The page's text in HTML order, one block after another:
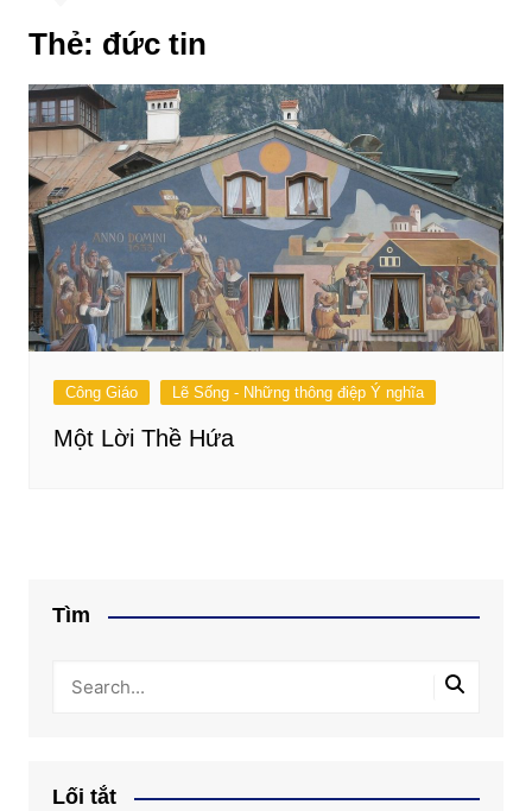
Thẻ: đức tin
Công Giáo Lẽ Sống - Những thông điệp Ý nghĩa
Một Lời Thề Hứa
Tìm
Lối tắt